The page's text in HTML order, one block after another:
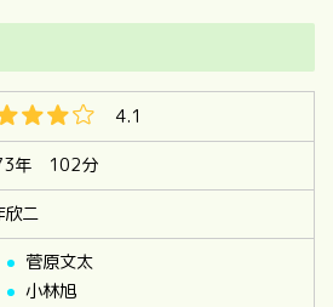
4.1
年 102分
欣二
菅原文太
小林旭